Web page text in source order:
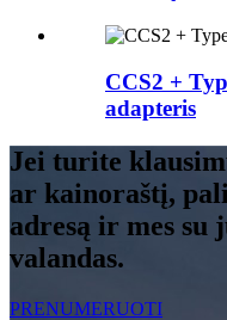
CCS2 +
adapteris
Jei turite
ar kainoraštį,
adresą ir mes su
valandas.
PRENUMERUOTI